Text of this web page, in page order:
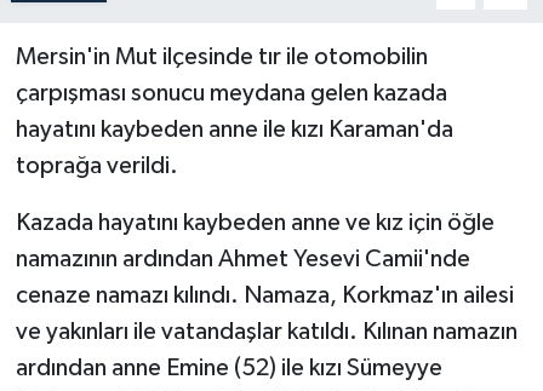
Mersin'in Mut ilçesinde tır ile otomobilin
çarpışması sonucu meydana gelen kazada
hayatını kaybeden anne ile kızı Karaman'da
toprağa verildi.
Kazada hayatını kaybeden anne ve kız için öğle
namazının ardından Ahmet Yesevi Camii'nde
cenaze namazı kılındı. Namaza, Korkmaz'ın ailesi
ve yakınları ile vatandaşlar katıldı. Kılınan namazın
ardından anne Emine (52) ile kızı Sümeyye
Yerel